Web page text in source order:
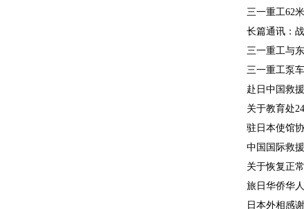
三一重工62
长篇通讯：
三一重工与
三一重工泵
赴日中国救
关于教育处
驻日本使馆
中国国际救
关于恢复正
旅日华侨华
日本外相感